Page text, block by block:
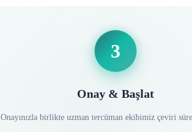
3
Onay & Başlat
Onayınızla birlikte uzman tercüman ekibimiz çeviri